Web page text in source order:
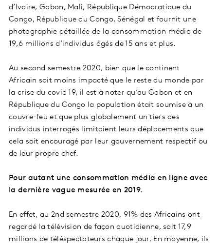
d’Ivoire, Gabon, Mali, République Démocratique du
Congo, République du Congo, Sénégal et fournit une
photographie détaillée de la consommation média de
19,6 millions d’individus âgés de 15 ans et plus.
Au second semestre 2020, bien que le continent
Africain soit moins impacté que le reste du monde par
la crise du covid 19, il est à noter qu’au Gabon et en
République du Congo la population était soumise à un
couvre-feu et que plus globalement un tiers des
individus interrogés limitaient leurs déplacements que
cela soit encouragé par leur gouvernement respectif ou
de leur propre chef.
Pour autant une consommation média en ligne avec
la dernière vague mesurée en 2019.
En effet, au 2nd semestre 2020, 91% des Africains ont
regardé la télévision de façon quotidienne, soit 17,9
millions de téléspectateurs chaque jour. En moyenne, ils